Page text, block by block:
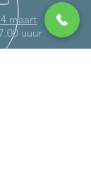
maart
uuur